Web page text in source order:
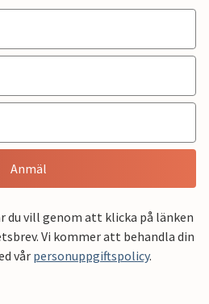
Anmäl
du vill genom att klicka på länken
Vi kommer att behandla din
vårpersonuppgiftspolicy.